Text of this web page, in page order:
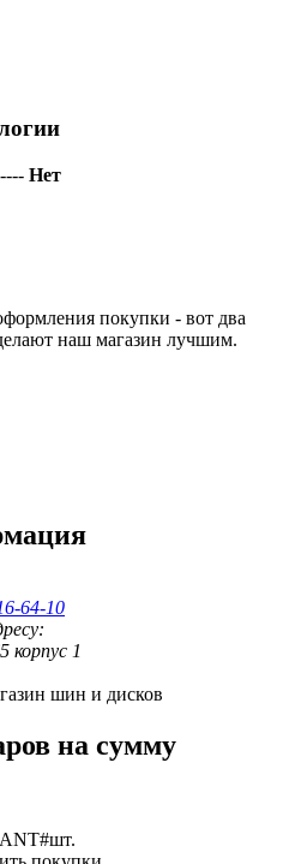
Нет
покупки - вот два
наш магазин лучшим.
64-10
корпус 1
шин и дисков
на сумму
шт.